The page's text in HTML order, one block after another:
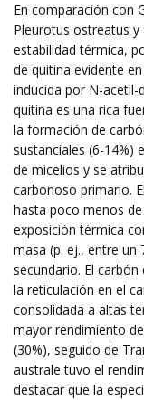
En comparación con
Pleurotus ostreatus
estabilidad térmica,
de quitina evidente
inducida por N-acetil-
quitina es una rica
la formación de
sustanciales (6-14%)
de micelios y se
carbonoso primario.
hasta poco menos de
exposición térmica
masa (p. ej., entre un
secundario. El
la reticulación en el
consolidada a altas
mayor rendimiento
(30%), seguido de
australe tuvo el
destacar que la